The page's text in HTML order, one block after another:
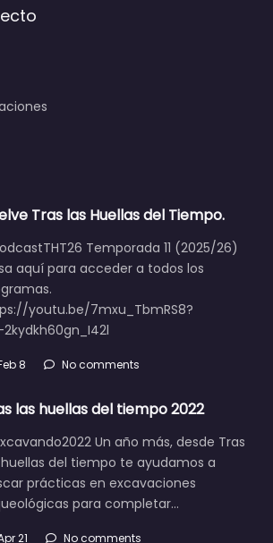
Tras las Huellas del Tiempo.
Temporada 11 (2025/26)
aquí para acceder a todos los
youtu.be/7mxu_TbmRS8?
8 No comments
las huellas del tiempo 2022
Un año más, desde Tras
del tiempo te ayudamos a
prácticas en excavaciones
para completar…
21 No comments